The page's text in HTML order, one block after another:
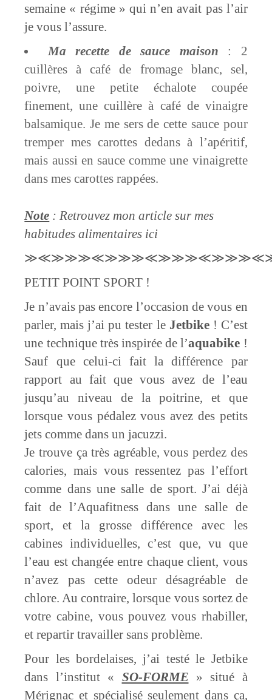
semaine « régime » qui n’en avait pas l’air
je vous l’assure.
Ma recette de sauce maison
: 2
cuillères à café de fromage blanc, sel,
poivre, une petite échalote coupée
finement, une cuillère à café de vinaigre
balsamique. Je me sers de cette sauce pour
tremper mes carottes dedans à l’apéritif,
mais aussi en sauce comme une vinaigrette
dans mes carottes rappées.
Note : Retrouvez mon article sur mes
habitudes alimentaires ici
≫≪≫≫≫≪≫≫≫≪≫≫≫≪≫≫
PETIT POINT SPORT !
Je n’avais pas encore l’occasion de vous en
parler, mais j’ai pu tester le Jetbike! C’est
une technique très inspirée de l’aquabike !
Sauf que celui-ci fait la différence par
rapport au fait que vous avez de l’eau
jusqu’au niveau de la poitrine, et que
lorsque vous pédalez vous avez des petits
jets comme dans un jacuzzi.
Je trouve ça très agréable, vous perdez des
calories, mais vous ressentez pas l’effort
comme dans une salle de sport. J’ai déjà
fait de l’Aquafitness dans une salle de
sport, et la grosse différence avec les
cabines individuelles, c’est que, vu que
l’eau est changée entre chaque client, vous
n’avez pas cette odeur désagréable de
chlore. Au contraire, lorsque vous sortez de
votre cabine, vous pouvez vous rhabiller,
et repartir travailler sans problème.
Pour les bordelaises, j’ai testé le Jetbike
dans l’institut « SO-FORME » situé à
Mérignac et spécialisé seulement dans ça,